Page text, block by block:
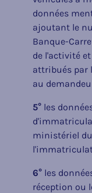
données
ajoutant le
Banque-
de l'activité
attribués par
au
5° les
ministériel
6° les
réception ou